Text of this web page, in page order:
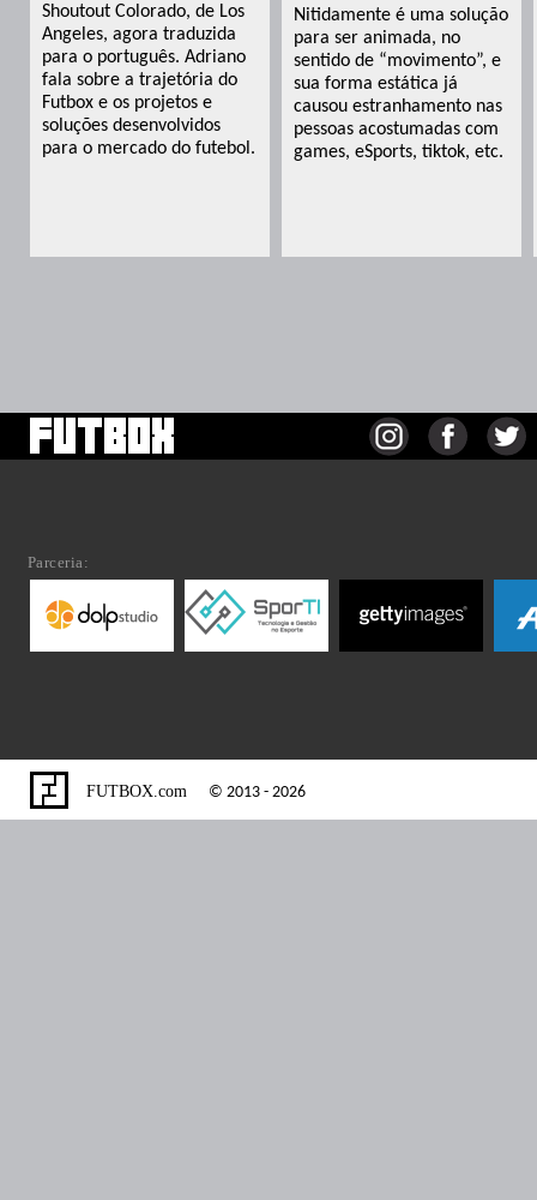
Shoutout Colorado, de Los
Angeles, agora traduzida
para o português. Adriano
fala sobre a trajetória do
Futbox e os projetos e
soluções desenvolvidos
para o mercado do futebol.
Nitidamente é uma solução
para ser animada, no
sentido de “movimento”, e
sua forma estática já
causou estranhamento nas
pessoas acostumadas com
games, eSports, tiktok, etc.
Parceria:
FUTBOX.com © 2013 - 2026